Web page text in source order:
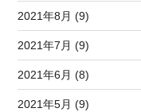
2021年8月 (9)
2021年7月 (9)
2021年6月 (8)
2021年5月 (9)